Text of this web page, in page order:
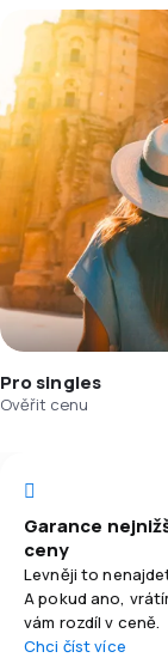
Pro singles
Ověřit cenu
Garance
ceny
Levněji to
A pokud ano,
vám rozdíl v ceně.
Chci číst více